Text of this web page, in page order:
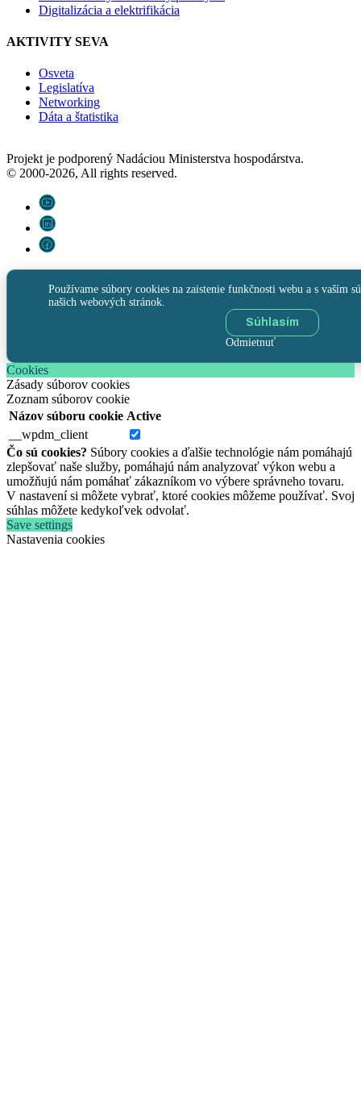
Digitalizácia a elektrifikácia
AKTIVITY SEVA
Osveta
Legislatíva
Networking
Dáta a štatistika
Projekt je podporený Nadáciou Ministerstva hospodárstva.
© 2000-2026, All rights reserved.
Používame súbory cookies na zaistenie funkčnosti webu a s vaším
našich webových stránok.
Súhlasím
Odmietnuť
Cookies
Zásady súborov cookies
Zoznam súborov cookie
Názov súboru cookie Active
__wpdm_client
Čo sú cookies? Súbory cookies a ďalšie technológie nám pomáhajú
zlepšovať naše služby, pomáhajú nám analyzovať výkon webu a
umožňujú nám pomáhať zákazníkom vo výbere správneho tovaru.
V nastavení si môžete vybrať, ktoré cookies môžeme používať. Svoj
súhlas môžete kedykoľvek odvolať.
Save settings
Nastavenia cookies